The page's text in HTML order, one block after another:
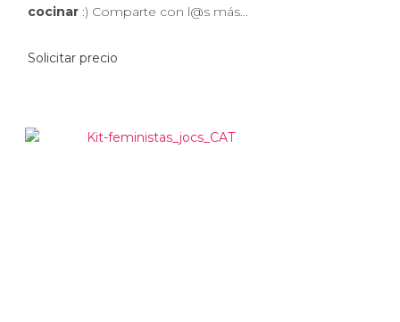
cocinar :) Comparte con l@s más...
Solicitar precio